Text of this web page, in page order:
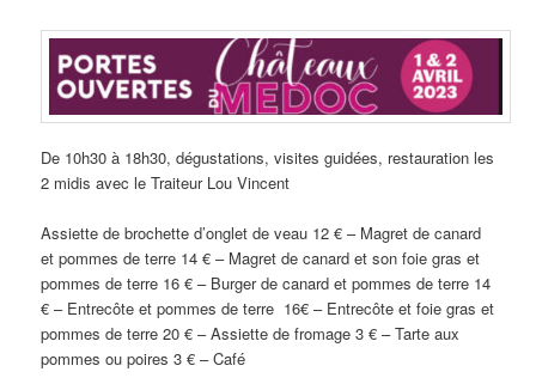
De 10h30 à 18h30, dégustations, visites guidées, restauration les
2 midis avec le Traiteur Lou Vincent
Assiette de brochette d’onglet de veau 12 € – Magret de canard
et pommes de terre 14 € – Magret de canard et son foie gras et
pommes de terre 16 € – Burger de canard et pommes de terre 14
€ – Entrecôte et pommes de terre 16€ – Entrecôte et foie gras et
pommes de terre 20 € – Assiette de fromage 3 € – Tarte aux
pommes ou poires 3 € – Café